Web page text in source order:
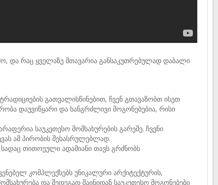
და რაც ყველაზე მთავარია განსაკუთრებულად დაბალი
გათვალისწინებით, ჩვენ გთავაზობთ ისეთ
დაუვიწყარი და ხანგრძლივი მოგონებებია, რისი
საუკეთესო მომსახურების გარეშე. ჩვენი
ამ პირობის შესასრულებლად.
თითოეული ადამიანი თავს გრძნობს
კომპლექსებს უნიკალური არქიტექტურის,
და შედეგად შაინიდან საუკეთესო მოგონებები